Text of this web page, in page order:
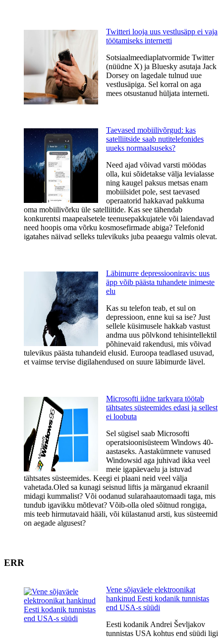
Twitteri looja uus vestlusäpp ei vaja
töötamiseks internetti
Sotsiaalmeediaplatvormide Twitter
(nüüdne X) ja Bluesky asutaja Jack
Dorsey on lagedale tulnud uue
vestlusäpiga. Sel korral on aga
mees otsustanud hüljata interneti.
Taevased mobiilivõrgud: kas
satelliitside saab nutitelefonides
uueks normaalsuseks?
Need ajad võivad varsti möödas
olla, kui sõidetakse välja levialasse
ning kaugel paksus metsas enam
mobiilsidet pole, sest taevased
operaatorid hakkavad pakkuma
oma mobiilivõrku üle satelliitide. Kas see tähendab
konkurentsi maapealsetele teenusepakkujatele või laiendavad
need hoopis oma võrku kosmosefirmade abiga? Telefonid
igatahes näivad selleks tulevikuks juba peaaegu valmis olevat.
Läbimurre depressiooniravis: uus
äpp võib päästa tuhandete inimeste
elu
Kas su telefon teab, et sul on
depressioon, enne kui sa ise? Just
sellele küsimusele hakkab vastust
andma uus põlvkond tehisintellektil
põhinevaid rakendusi, mis võivad
tulevikus päästa tuhandeid elusid. Euroopa teadlased usuvad,
et vaimse tervise digilahendused on suure läbimurde lävel.
Microsofti iidne tarkvara töötab
tähtsates süsteemides edasi ja sellest
ei loobuta
Sel sügisel saab Microsofti
operatsioonisüsteem Windows 40-
aastaseks. Aastakümnete vanused
Windowsid aga juhivad ikka veel
meie igapäevaelu ja istuvad
tähtsates süsteemides. Keegi ei plaani neid veel välja
vahetada.Oled sa kunagi seisnud liftis ja märganud ekraanil
midagi kummalist? Või oodanud sularahaautomaadi taga, mis
tundub igavikku mõtlevat? Võib-olla oled sõitnud rongiga,
mis teeb hirmutavaid hääli, või külastanud arsti, kus süsteemid
on aegade algusest?
ERR
Vene sõjaväele elektroonikat
hankinud Eesti kodanik tunnistas
end USA-s süüdi
Eesti kodanik Andrei Ševljakov
tunnistas USA kohtus end süüdi ligi